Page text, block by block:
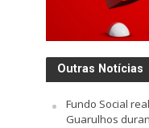
Outras Notícias
Fundo Social
Guarulhos